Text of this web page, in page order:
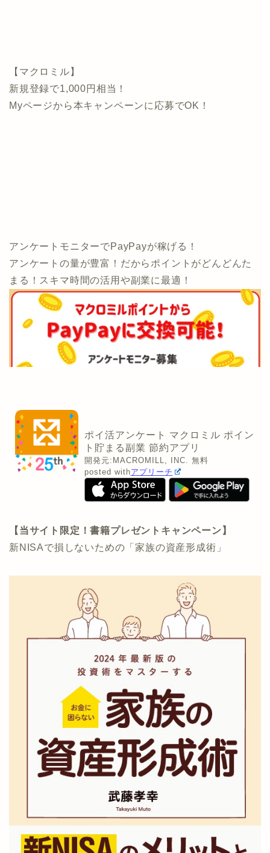
【マクロミル】
新規登録で1,000円相当！
Myページから本キャンペーンに応募でOK！
アンケートモニターでPayPayが稼げる！
アンケートの量が豊富！だからポイントがどんどんた
まる！スキマ時間の活用や副業に最適！
ポイ活アンケート マクロミル ポイン
ト貯まる副業 節約アプリ
開発元: MACROMILL, INC. 無料
posted withアプリーチ
【当サイト限定！書籍プレゼントキャンペーン】
新NISAで損しないための「家族の資産形成術」